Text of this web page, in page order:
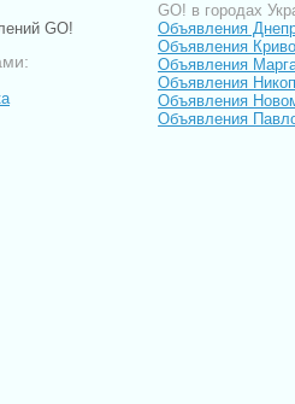
GO!
GO! в городах
Объявления
Объявления
Объявления
Объявления
Объявления
Объявления